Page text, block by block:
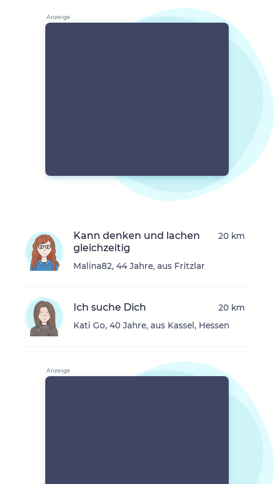
Kann denken und lachen
gleichzeitig
Malina82, 44 Jahre, aus Fritzlar
20 km
Ich suche Dich
Kati Go, 40 Jahre, aus Kassel, Hessen
20 km